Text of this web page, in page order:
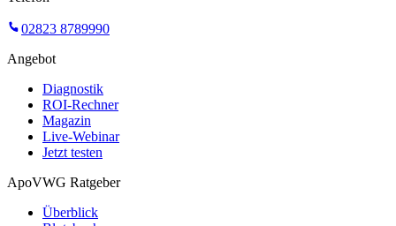
02823 8789990
Angebot
Diagnostik
ROI-Rechner
Magazin
Live-Webinar
Jetzt testen
ApoVWG Ratgeber
Überblick